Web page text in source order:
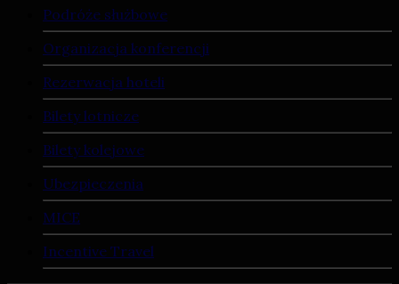
Podróże służbowe
Organizacja konferencji
Rezerwacja hoteli
Bilety lotnicze
Bilety kolejowe
Ubezpieczenia
MICE
Incentive Travel